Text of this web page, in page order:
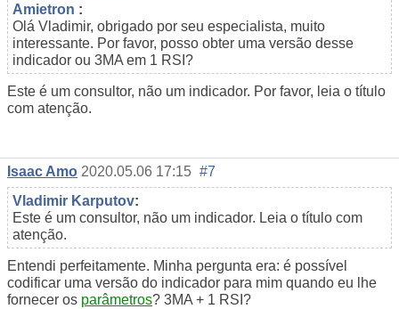
Amietron :
Olá Vladimir, obrigado por seu especialista, muito
interessante. Por favor, posso obter uma versão desse
indicador ou 3MA em 1 RSI?
Este é um consultor, não um indicador. Por favor, leia o título
com atenção.
Isaac Amo 2020.05.06 17:15 #7
Vladimir Karputov:
Este é um consultor, não um indicador. Leia o título com
atenção.
Entendi perfeitamente. Minha pergunta era: é possível
codificar uma versão do indicador para mim quando eu lhe
fornecer os parâmetros? 3MA + 1 RSI?